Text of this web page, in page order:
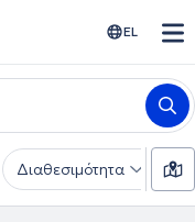
EL
Διαθεσιμότητα